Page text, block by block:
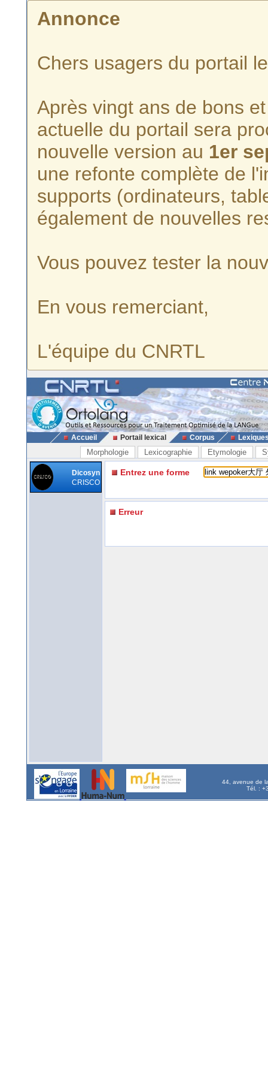
Annonce
Chers usagers du portail
Après vingt ans de bons
actuelle du portail sera
nouvelle version au 1er
une refonte complète de
supports (ordinateurs,
également de nouvelles
Vous pouvez tester la
En vous remerciant,
L'équipe du CNRTL
Accueil Portail lexical Corpus
Morphologie Lexicographie Etymologie
Dicosyn
CRISCO
Entrez une forme
Erreur
44, avenue de
Tél. :